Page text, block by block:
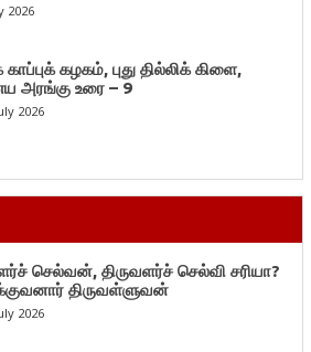
2026
காப்புக் கழகம், புது தில்லிக் கிளை,
அரங்கு உரை – 9
2026
செல்வன், திருவளர்ச் செல்வி சரியா?
திருவள்ளுவன்
2026